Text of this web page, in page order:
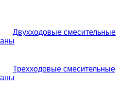
Двухходовые смесительные
Трехходовые смесительные